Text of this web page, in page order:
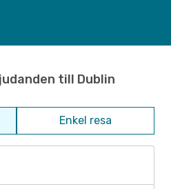
till Dublin
Enkel resa